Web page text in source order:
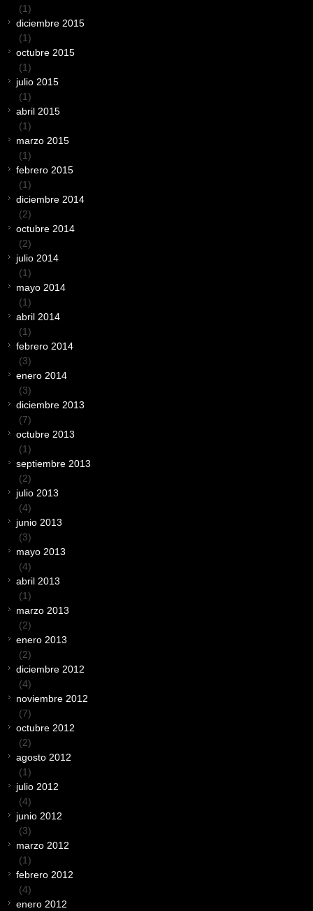
(1)
diciembre 2015
(1)
octubre 2015
(1)
julio 2015
(1)
abril 2015
(1)
marzo 2015
(1)
febrero 2015
(1)
diciembre 2014
(2)
octubre 2014
(2)
julio 2014
(1)
mayo 2014
(1)
abril 2014
(1)
febrero 2014
(3)
enero 2014
(3)
diciembre 2013
(7)
octubre 2013
(1)
septiembre 2013
(2)
julio 2013
(4)
junio 2013
(3)
mayo 2013
(4)
abril 2013
(1)
marzo 2013
(2)
enero 2013
(2)
diciembre 2012
(4)
noviembre 2012
(7)
octubre 2012
(2)
agosto 2012
(1)
julio 2012
(4)
junio 2012
(3)
marzo 2012
(1)
febrero 2012
(4)
enero 2012